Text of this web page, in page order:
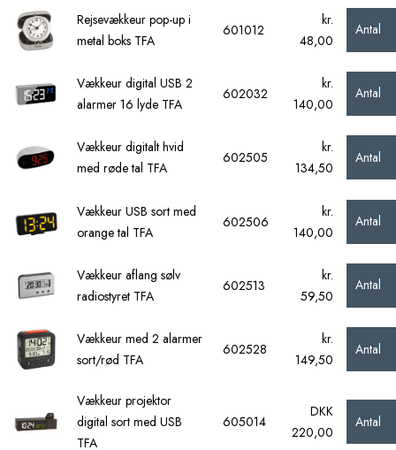
Rejsevækkeur pop-up i
metal boks TFA
601012
kr.
48,00
Antal
Vækkeur digital USB 2
alarmer 16 lyde TFA
602032
kr.
140,00
Antal
Vækkeur digitalt hvid
med røde tal TFA
602505
kr.
134,50
Antal
Vækkeur USB sort med
orange tal TFA
602506
kr.
140,00
Antal
Vækkeur aflang sølv
radiostyret TFA
602513
kr.
59,50
Antal
Vækkeur med 2 alarmer
sort/rød TFA
602528
kr.
149,50
Antal
Vækkeur projektor
digital sort med USB
TFA
605014
DKK
220,00
Antal